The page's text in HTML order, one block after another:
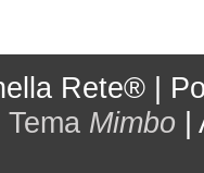
Rete® |
Tema Mimbo |